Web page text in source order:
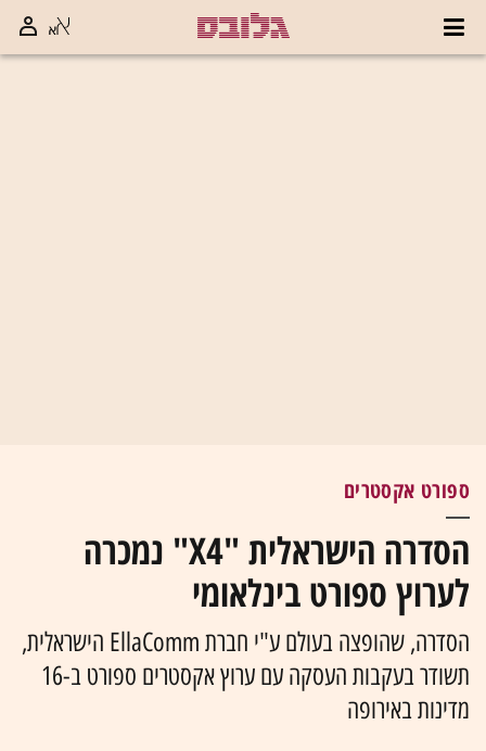
ספורט אקסטרים
הסדרה הישראלית "X4" נמכרה
לערוץ ספורט בינלאומי
הסדרה, שהופצה בעולם ע"י חברת EllaComm הישראלית,
תשודר בעקבות העסקה עם ערוץ אקסטרים ספורט ב-16
מדינות באירופה